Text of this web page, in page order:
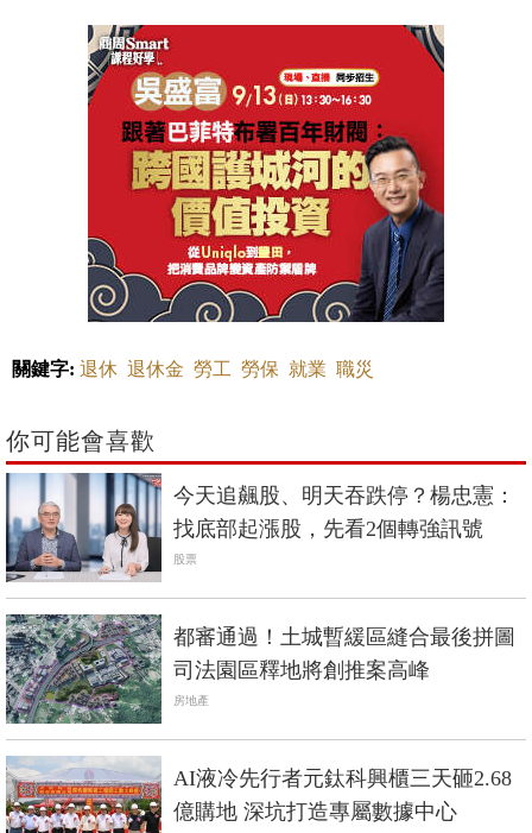
關鍵字: 退休 退休金 勞工 勞保 就業 職災
你可能會喜歡
今天追飆股、明天吞跌停？楊忠憲：
找底部起漲股，先看2個轉強訊號
股票
都審通過！土城暫緩區縫合最後拼圖
司法園區釋地將創推案高峰
房地產
AI液冷先行者元鈦科興櫃三天砸2.68
億購地 深坑打造專屬數據中心